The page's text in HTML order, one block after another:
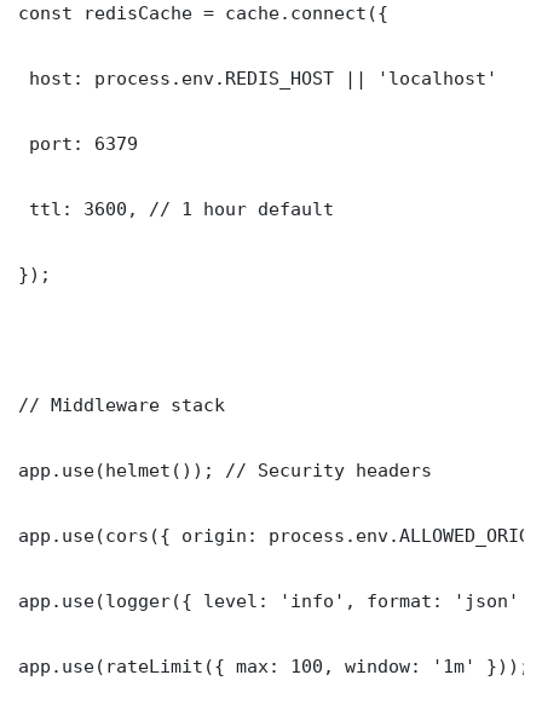
const redisCache = cache.connect({
host: process.env.REDIS_HOST || 'localhost'
port: 6379
ttl: 3600, // 1 hour default
});
// Middleware stack
app.use(helmet()); // Security headers
app.use(cors({ origin:
app.use(logger({ level: 'info', format: 'json'
app.use(rateLimit({ max: 100, window: '1m' }));